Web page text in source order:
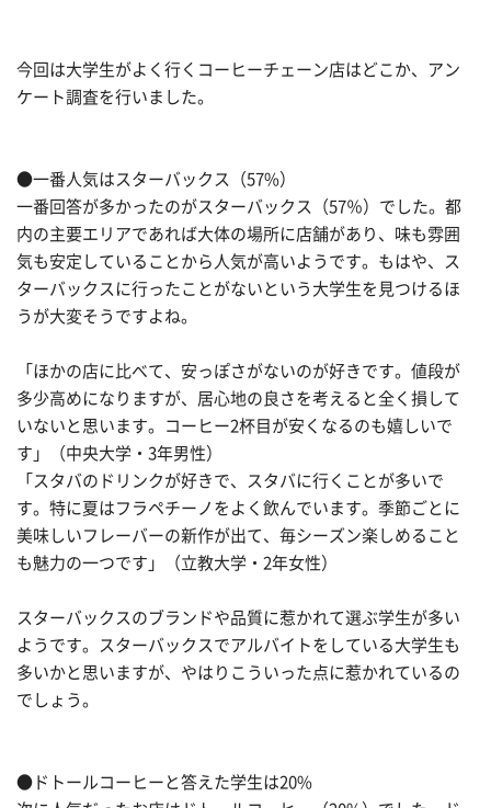
今回は大学生がよく行くコーヒーチェーン店はどこか、アン
ケート調査を行いました。
●一番人気はスターバックス（57%）
一番回答が多かったのがスターバックス（57％）でした。都
内の主要エリアであれば大体の場所に店舗があり、味も雰囲
気も安定していることから人気が高いようです。もはや、ス
ターバックスに行ったことがないという大学生を見つけるほ
うが大変そうですよね。
「ほかの店に比べて、安っぽさがないのが好きです。値段が
多少高めになりますが、居心地の良さを考えると全く損して
いないと思います。コーヒー2杯目が安くなるのも嬉しいで
す」（中央大学・3年男性）
「スタバのドリンクが好きで、スタバに行くことが多いで
す。特に夏はフラペチーノをよく飲んでいます。季節ごとに
美味しいフレーバーの新作が出て、毎シーズン楽しめること
も魅力の一つです」（立教大学・2年女性）
スターバックスのブランドや品質に惹かれて選ぶ学生が多い
ようです。スターバックスでアルバイトをしている大学生も
多いかと思いますが、やはりこういった点に惹かれているの
でしょう。
●ドトールコーヒーと答えた学生は20%